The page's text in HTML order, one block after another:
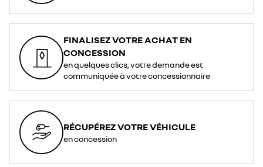
FINALISEZ VOTRE ACHAT EN
CONCESSION
en quelques clics, votre demande est
communiquée à votre concessionnaire
RÉCUPÉREZ VOTRE VÉHICULE
en concession